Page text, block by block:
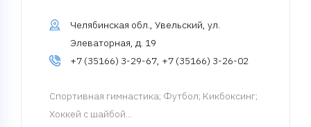
Челябинская обл., Увельский, ул.
Элеваторная, д. 19
+7 (35166) 3-29-67, +7 (35166) 3-26-02
Спортивная гимнастика; Футбол; Кикбоксинг;
Хоккей с шайбой...